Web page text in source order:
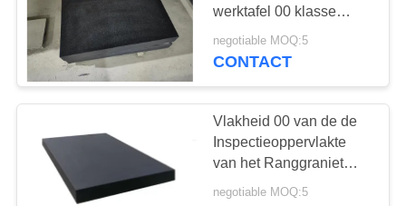
werktafel 00 klasse
kwaliteit oppervlakte
plaat
negotiable MOQ:5
CONTACT
Vlakheid 00 van de de
Inspectieoppervlakte
van het Ranggraniet
Plaat 1000 X 1000
negotiable MOQ:5